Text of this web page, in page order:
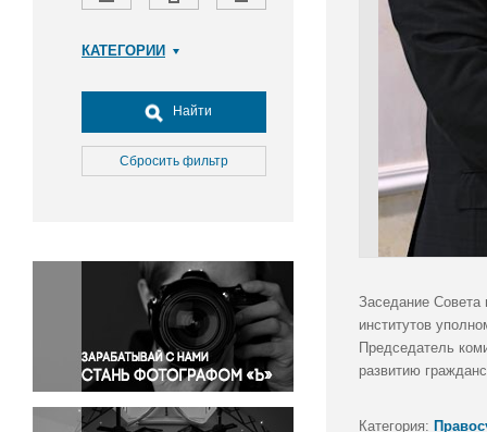
КАТЕГОРИИ
Досуг, туризм и отдых
Культура
Медицина
Окружающая среда
Политика
Правосудие
Происшествия и конфликты
Религия
Светская жизнь
Найти
Сбросить фильтр
Заседание Совета
институтов
Председатель
развитию
Категория: